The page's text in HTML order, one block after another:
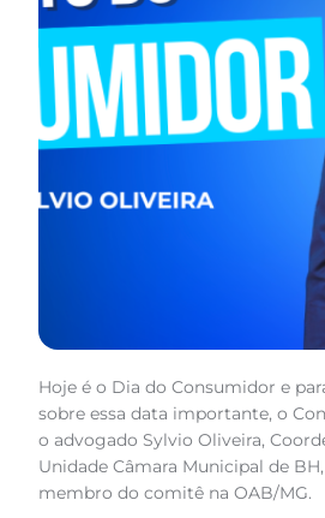
Hoje é o Dia do Consumidor e
sobre essa data importante, o
o advogado Sylvio Oliveira,
Unidade Câmara Municipal de
membro do comitê na OAB/MG.